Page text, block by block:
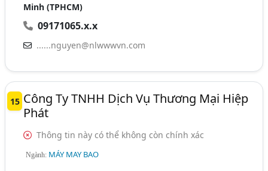
Minh (TPHCM)
09171065.x.x
......nguyen@nlwwwvn.com
15 Công Ty TNHH Dịch Vụ Thương Mại Hiệp
Phát
Thông tin này có thể không còn chính xác
Ngành: MÁY MAY BAO